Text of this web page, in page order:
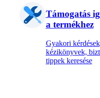
Támogatás
a termékhez
Gyakori
kézikönyvek,
tippek keresése